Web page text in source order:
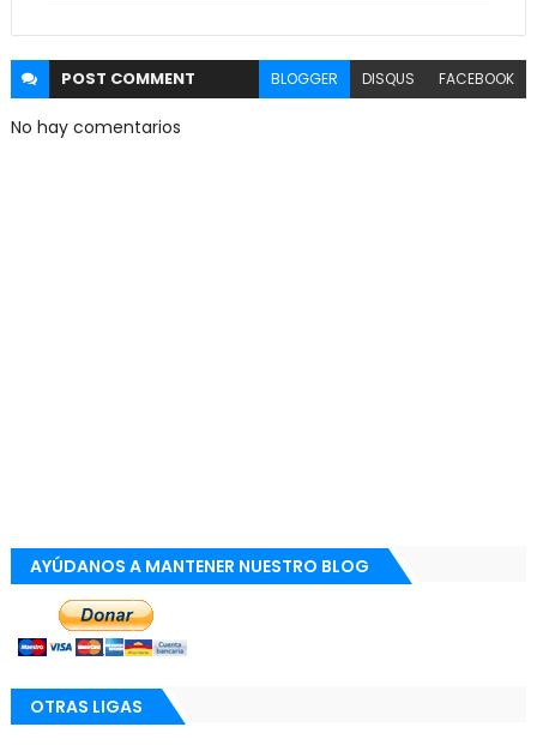
POST COMMENT BLOGGER DISQUS FACEBOOK
No hay comentarios
AYÚDANOS A MANTENER NUESTRO BLOG
OTRAS LIGAS